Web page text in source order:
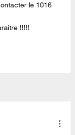
le 1016
!!!!!